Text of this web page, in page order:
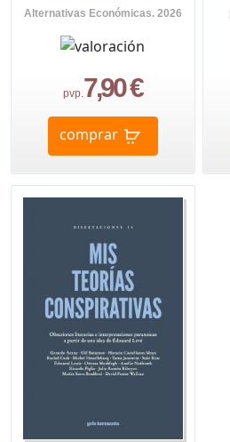
Alternativas Económicas. 2026
pvp.7,90 €
comprar